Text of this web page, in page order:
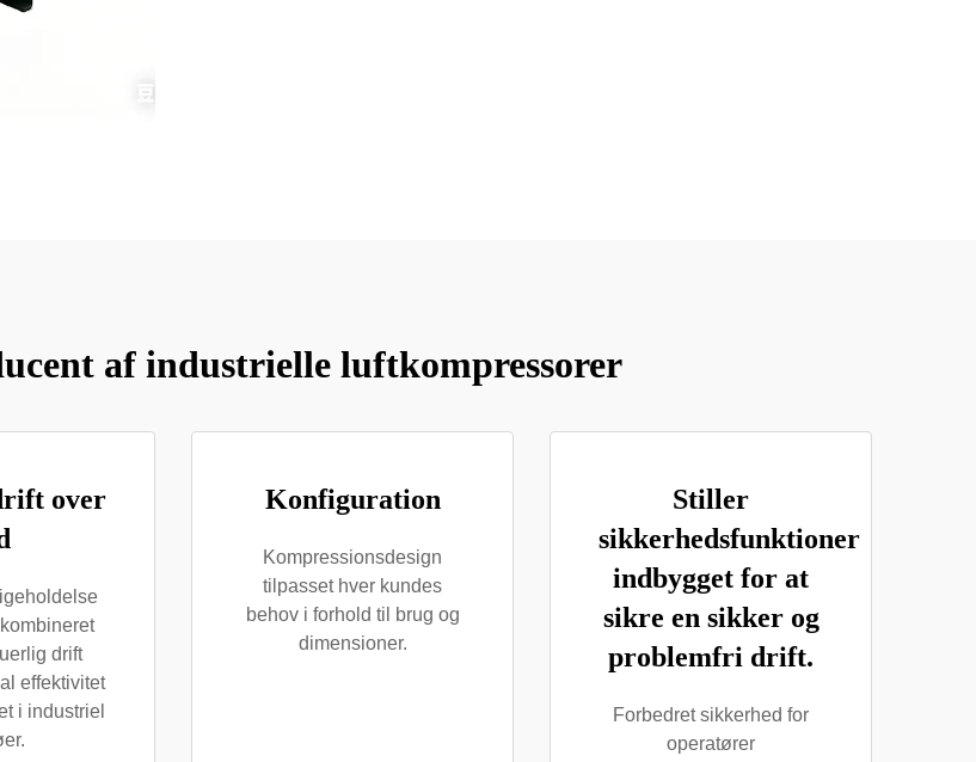
af industrielle luftkompressorer
over
drift
effektivitet
i industriel
Konfiguration
Kompressionsdesign
tilpasset hver kundes
behov i forhold til brug og
dimensioner.
Stiller
sikkerhedsfunktioner
indbygget for at
sikre en sikker og
problemfri drift.
Forbedret sikkerhed for
operatører